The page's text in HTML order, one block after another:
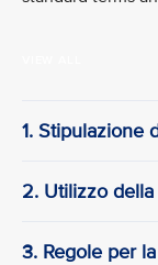
1. Stipulazione
2. Utilizzo
3. Regole per